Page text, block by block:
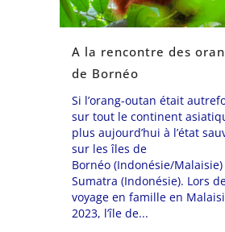
A la rencontre des
de Bornéo
Si l’orang-outan était
sur tout le continent
plus aujourd’hui à l’état
sur les îles de
Bornéo (Indonésie/
Sumatra (Indonésie). Lors
voyage en famille en
2023, l’île de...